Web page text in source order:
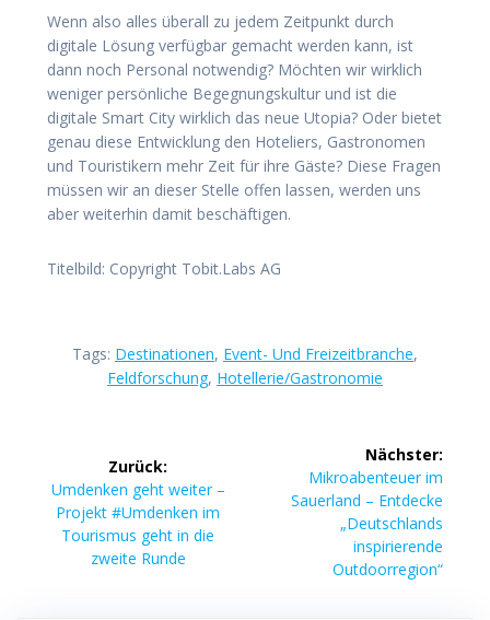
Wenn also alles überall zu jedem Zeitpunkt durch
digitale Lösung verfügbar gemacht werden kann, ist
dann noch Personal notwendig? Möchten wir wirklich
weniger persönliche Begegnungskultur und ist die
digitale Smart City wirklich das neue Utopia? Oder bietet
genau diese Entwicklung den Hoteliers, Gastronomen
und Touristikern mehr Zeit für ihre Gäste? Diese Fragen
müssen wir an dieser Stelle offen lassen, werden uns
aber weiterhin damit beschäftigen.
Titelbild: Copyright Tobit.Labs AG
Tags: Destinationen, Event- Und Freizeitbranche,
Feldforschung, Hotellerie/Gastronomie
Zurück:
Vorheriger
Beitrag:
Umdenken geht weiter –
Projekt #Umdenken im
Tourismus geht in die
zweite Runde
Nächster:
Nächster
Beitrag:
Mikroabenteuer im
Sauerland – Entdecke
„Deutschlands
inspirierende
Outdoorregion“